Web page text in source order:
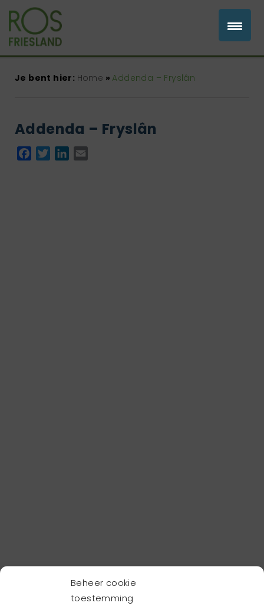
Beheer cookie
toestemming
Je bent hier: Home » Addenda – Fryslân
Addenda – Fryslân
Facebook
TwitterLinkedIn